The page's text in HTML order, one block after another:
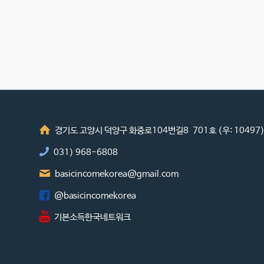
경기도 고양시 덕양구 화중로104번길8 701호 (우: 10497)
031) 968-6808
basicincomekorea@gmail.com
@basicincomekorea
기본소득한국네트워크